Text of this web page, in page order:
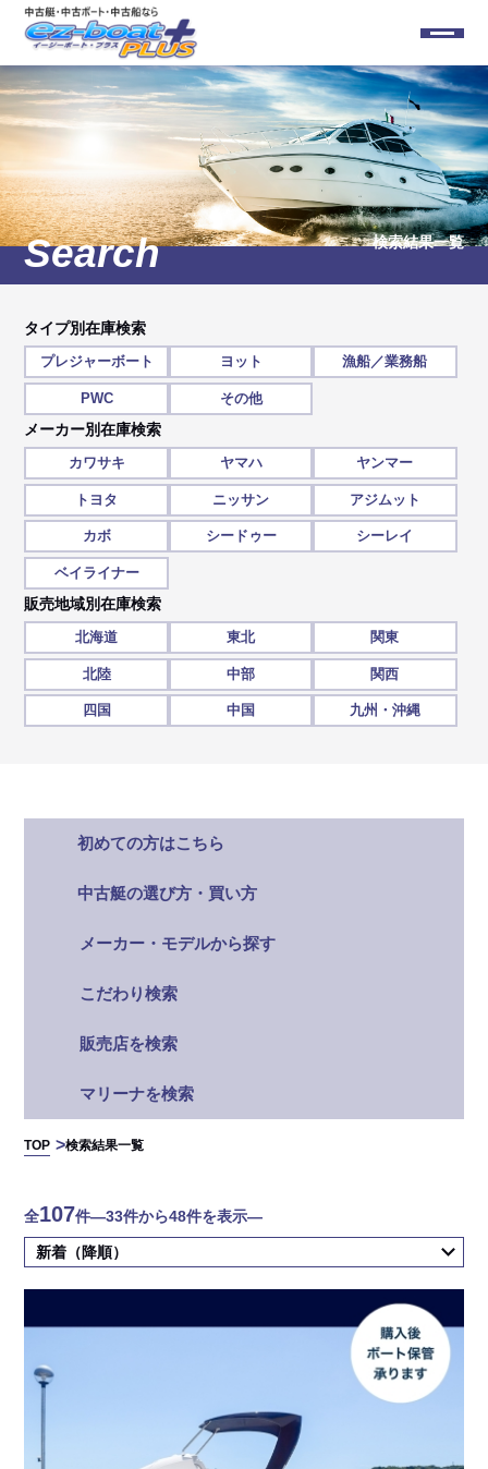
検索結果一覧
タイプ別在庫検索
プレジャーボート ヨット 漁船／業務船
PWC その他
メーカー別在庫検索
カワサキ ヤマハ ヤンマー
トヨタ ニッサン アジムット
カボ シードゥー シーレイ
ベイライナー
販売地域別在庫検索
北海道 東北 関東
北陸 中部 関西
四国 中国 九州・沖縄
初めての方はこちら
中古艇の選び方・買い方
メーカー・モデルから探す
こだわり検索
販売店を検索
マリーナを検索
TOP 検索結果一覧
全107件―33件から48件を表示―